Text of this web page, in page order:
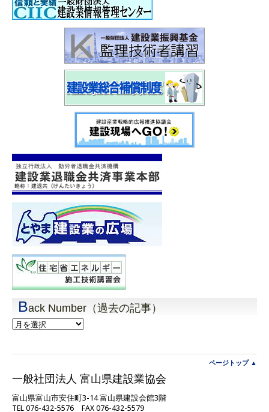
Back Number（過去の記事）
Back
Number（過
事）
ページトップ ▲
一般社団法人 富山県建設業協会
富山県富山市安住町3-14 富山県建設会館3階
TEL 076-432-5576 FAX 076-432-5579